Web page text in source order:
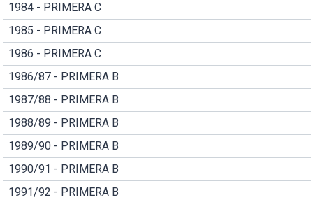
1984 - PRIMERA C
1985 - PRIMERA C
1986 - PRIMERA C
1986/87 - PRIMERA B
1987/88 - PRIMERA B
1988/89 - PRIMERA B
1989/90 - PRIMERA B
1990/91 - PRIMERA B
1991/92 - PRIMERA B